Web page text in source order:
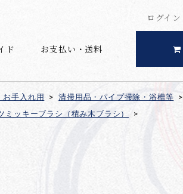
ログイン
ド お支払い・送料
お手入れ用 > 清掃用品・パイプ掃除・浴槽等 >
ミッキーブラシ（積み木ブラシ）
>